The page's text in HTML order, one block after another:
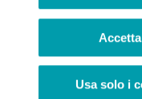
Usa solo i